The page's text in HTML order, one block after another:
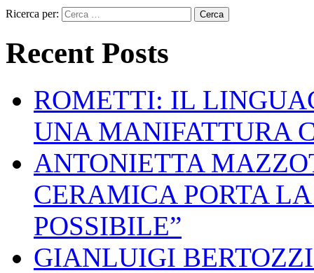
Ricerca per:
Recent Posts
ROMETTI: IL
UNA MANIFATTURA
ANTONIETTA
CERAMICA PORTA
POSSIBILE”
GIANLUIGI